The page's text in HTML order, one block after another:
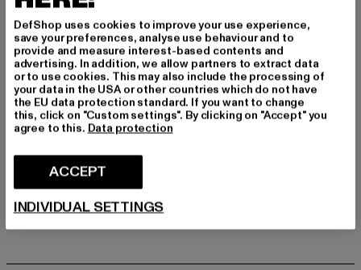
info@supremo-shoes.de
Blocksbergstraße 174 | 66955 Pirmasens | DE
GRÖSSE & PASSFORM
PFLEGEHINWEISE
LIEFERUNG & RÜCKGABE
DefShop uses cookies to improve your use experience,
save your preferences, analyse use behaviour and to
provide and measure interest-based contents and
advertising. In addition, we allow partners to extract data
or to use cookies. This may also include the processing of
your data in the USA or other countries which do not have
the EU data protection standard. If you want to change
this, click on "Custom settings". By clicking on "Accept" you
agree to this. Data protection
ACCEPT
INDIVIDUAL SETTINGS